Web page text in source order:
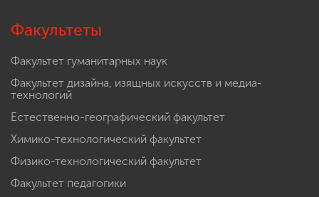
Факультеты
Факультет гуманитарных наук
Факультет дизайна, изящных искусств и медиа-
технологий
Естественно-географический факультет
Химико-технологический факультет
Физико-технологический факультет
Факультет педагогики